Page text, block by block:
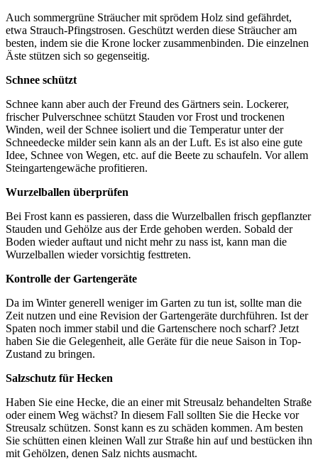
Auch sommergrüne Sträucher mit sprödem Holz sind gefährdet,
etwa Strauch-Pfingstrosen. Geschützt werden diese Sträucher am
besten, indem sie die Krone locker zusammenbinden. Die einzelnen
Äste stützen sich so gegenseitig.
Schnee schützt
Schnee kann aber auch der Freund des Gärtners sein. Lockerer,
frischer Pulverschnee schützt Stauden vor Frost und trockenen
Winden, weil der Schnee isoliert und die Temperatur unter der
Schneedecke milder sein kann als an der Luft. Es ist also eine gute
Idee, Schnee von Wegen, etc. auf die Beete zu schaufeln. Vor allem
Steingartengewäche profitieren.
Wurzelballen überprüfen
Bei Frost kann es passieren, dass die Wurzelballen frisch gepflanzter
Stauden und Gehölze aus der Erde gehoben werden. Sobald der
Boden wieder auftaut und nicht mehr zu nass ist, kann man die
Wurzelballen wieder vorsichtig festtreten.
Kontrolle der Gartengeräte
Da im Winter generell weniger im Garten zu tun ist, sollte man die
Zeit nutzen und eine Revision der Gartengeräte durchführen. Ist der
Spaten noch immer stabil und die Gartenschere noch scharf? Jetzt
haben Sie die Gelegenheit, alle Geräte für die neue Saison in Top-
Zustand zu bringen.
Salzschutz für Hecken
Haben Sie eine Hecke, die an einer mit Streusalz behandelten Straße
oder einem Weg wächst? In diesem Fall sollten Sie die Hecke vor
Streusalz schützen. Sonst kann es zu schäden kommen. Am besten
Sie schütten einen kleinen Wall zur Straße hin auf und bestücken ihn
mit Gehölzen, denen Salz nichts ausmacht.